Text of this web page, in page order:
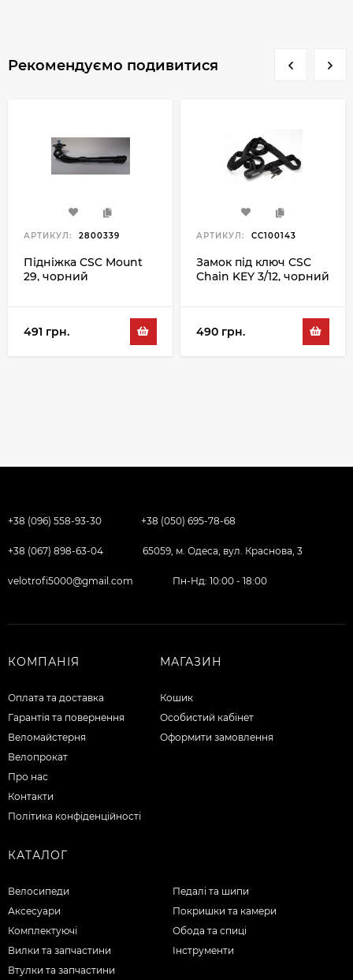
Рекомендуємо подивитися
АРТИКУЛ: 2800339
Підніжка CSC Mount
29, чорний
491 грн.
АРТИКУЛ: CC100143
Замок під ключ CSC
Chain KEY 3/12, чорний
490 грн.
+38 (096) 558-93-30 +38 (050) 695-78-68
+38 (067) 898-63-04 65059, м. Одеса, вул. Краснова, 3
velotrofi5000@gmail.com Пн-Нд: 10:00 - 18:00
КОМПАНІЯ
Оплата та доставка
Гарантія та повернення
Веломайстерня
Велопрокат
Про нас
Контакти
Політика конфіденційності
МАГАЗИН
Кошик
Особистий кабінет
Оформити замовлення
КАТАЛОГ
Велосипеди
Аксесуари
Комплектуючі
Вилки та запчастини
Втулки та запчастини
Педалі та шипи
Покришки та камери
Обода та спиці
Інструменти